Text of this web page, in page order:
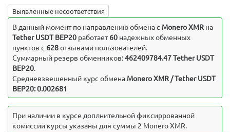
Выявленные несоответствия
В данный момент по направлению обмена c Monero XMRна
Tether USDT BEP20работает60надежных обменных
пунктов с 628отзывами пользователей.
Суммарный резерв обменников:462409784.47 Tether USDT
BEP20.
Средневзвешенный курс обмена Monero XMR / Tether USDT
BEP20: 0.002681
При наличии в курсе доплнительной фиксиррованной
комиссии курсы указаны для суммы 2 Monero XMR.